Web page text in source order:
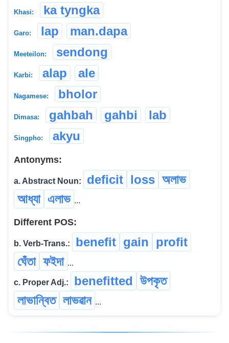
Khasi: ka tyngka
Garo: lap man.dapa
Meeteilon: sendong
Karbi: alap ale
Nagamese: bholor
Dimasa: gahbah gahbi lab
Singpho: akyu
Antonyms:
a. Abstract Noun: deficit loss অলাভ
আধ্যা এলাভ ...
Different POS:
b. Verb-Trans.: benefit gain profit
ঘেঁতা ফইদা ...
c. Proper Adj.: benefitted উপকৃত
লাভান্বিত লাভৱান ...